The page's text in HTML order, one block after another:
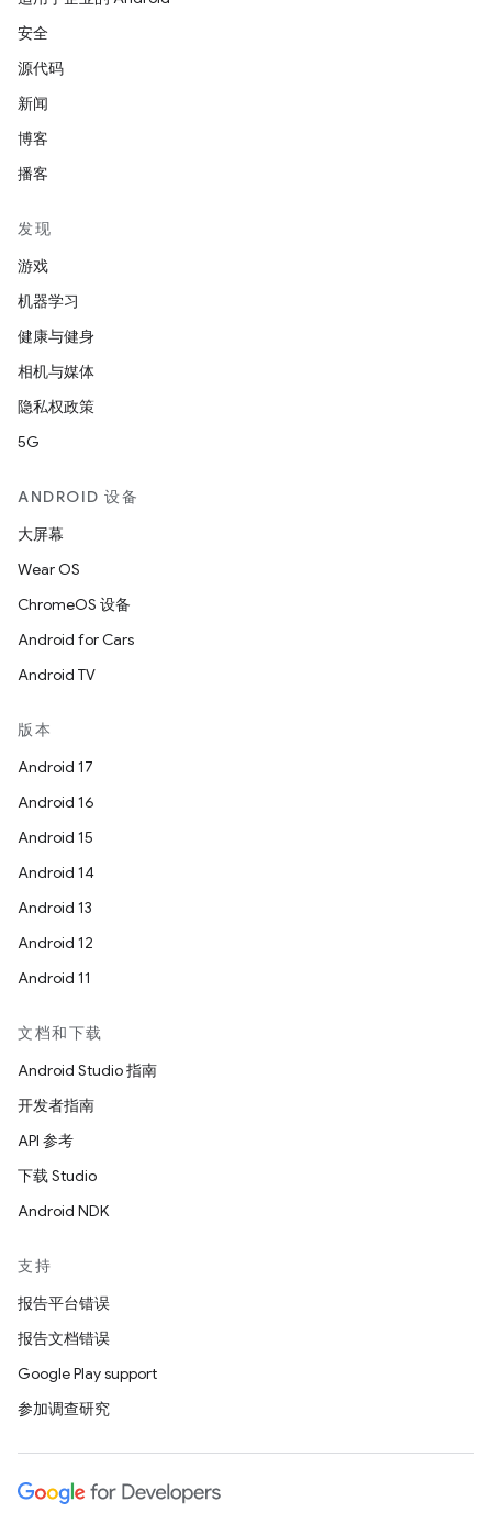
安全
源代码
新闻
博客
播客
发现
游戏
机器学习
健康与健身
相机与媒体
隐私权政策
5G
ANDROID 设备
大屏幕
Wear OS
ChromeOS 设备
Android for Cars
Android TV
版本
Android 17
Android 16
Android 15
Android 14
Android 13
Android 12
Android 11
文档和下载
Android Studio 指南
开发者指南
API 参考
下载 Studio
Android NDK
支持
报告平台错误
报告文档错误
Google Play support
参加调查研究